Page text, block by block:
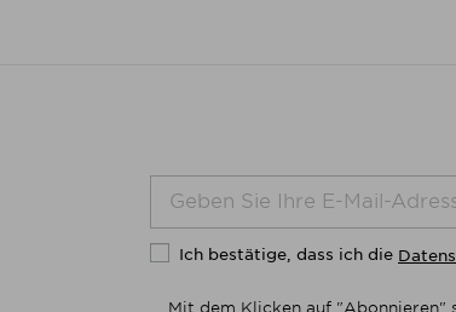
Ich bestätige, dass ich die
Mit dem Klicken auf "Abonnieren"